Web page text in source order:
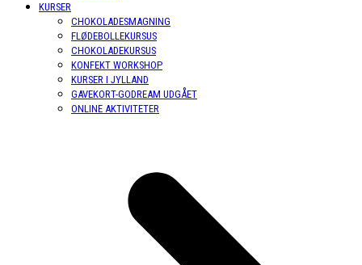
KURSER
CHOKOLADESMAGNING
FLØDEBOLLEKURSUS
CHOKOLADEKURSUS
KONFEKT WORKSHOP
KURSER I JYLLAND
GAVEKORT-GODREAM UDGÅET
ONLINE AKTIVITETER